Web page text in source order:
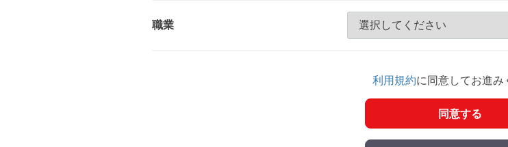
職業
利用規約に同意してお進み
同意する